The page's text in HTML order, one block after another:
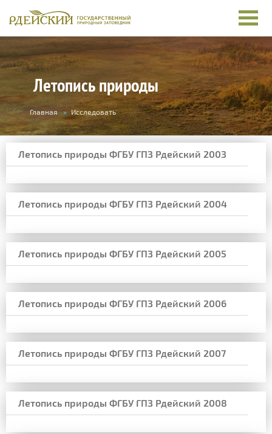
Летопись природы
Вы
здесь
Главная » Исследовать
Летопись природы ФГБУ ГПЗ Рдейский 2003
Летопись природы ФГБУ ГПЗ Рдейский 2004
Летопись природы ФГБУ ГПЗ Рдейский 2005
Летопись природы ФГБУ ГПЗ Рдейский 2006
Летопись природы ФГБУ ГПЗ Рдейский 2007
Летопись природы ФГБУ ГПЗ Рдейский 2008